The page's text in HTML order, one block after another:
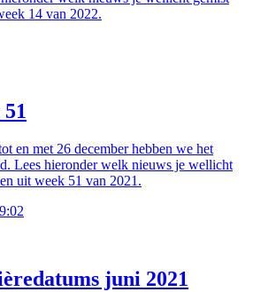
14 van 2022.
en met 26 december hebben we het
Lees hieronder welk nieuws je wellicht
uit week 51 van 2021.
juni 2021